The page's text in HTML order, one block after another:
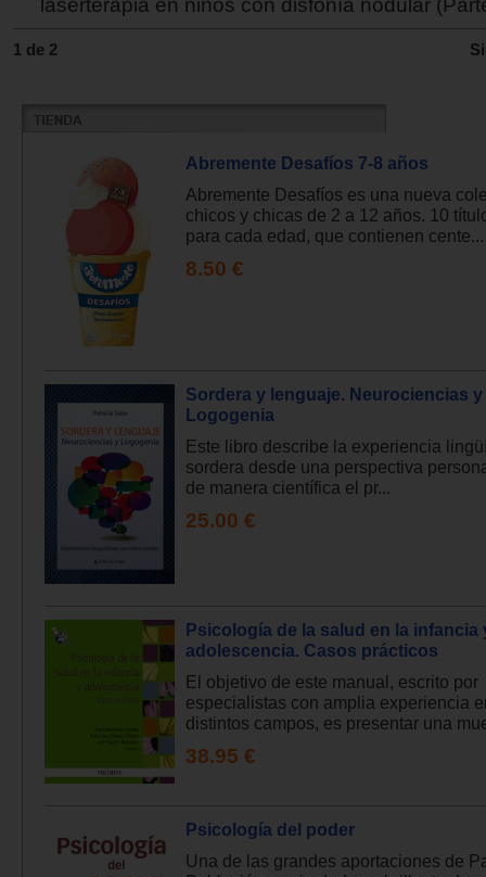
laserterapia en niños con disfonía nodular
1 de 2
Abremente Desafíos 7-8 años
Abremente Desafíos es una nueva
chicos y chicas de 2 a 12 años. 10
para cada edad, que contienen cente...
8.50 €
Sordera y lenguaje. Neurociencias y
Logogenia
Este libro describe la experiencia
sordera desde una perspectiva
de manera científica el pr...
25.00 €
Psicología de la salud en la infancia
adolescencia. Casos prácticos
El objetivo de este manual, escrito por
especialistas con amplia experiencia
distintos campos, es presentar una
38.95 €
Psicología del poder
Una de las grandes aportaciones de